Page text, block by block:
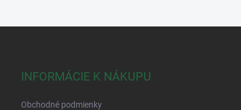
INFORMÁCIE K NÁKUPU
Obchodné podmienky